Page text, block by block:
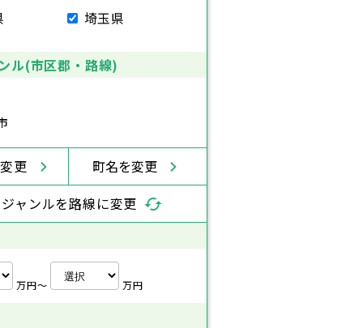
埼玉県
ル(市区郡・路線)
更
町名を変更
ャンルを路線に変更
万円〜 万円